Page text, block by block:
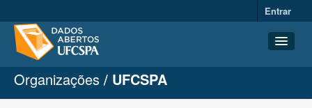
Entrar
Conjuntos de dados
Organizações
Organizações UFCSPA